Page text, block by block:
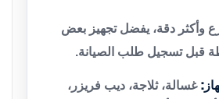
دقة، يفضل تجهيز بعض
قبل تسجيل طلب الصيانة.
غسالة، ثلاجة، ديب فريزر،